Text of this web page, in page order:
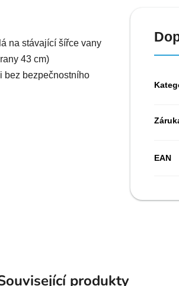
na stávající šířce vany
43 cm)
bez bezpečnostního
EAN
produkty